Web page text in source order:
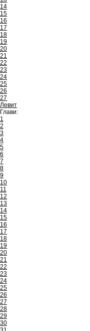
14
15
16
17
18
19
20
21
22
23
24
25
26
27
Левит
Глави:
1
2
3
4
5
6
7
8
9
10
11
12
13
14
15
16
17
18
19
20
21
22
23
24
25
26
27
28
29
30